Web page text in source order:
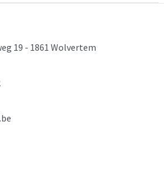
19 - 1861 Wolvertem